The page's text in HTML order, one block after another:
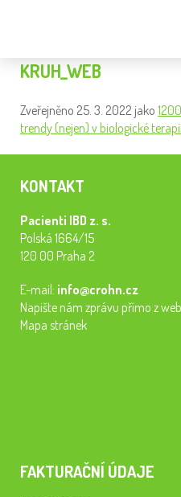
KRUH_WEB
Zveřejněno 25. 3. 2022 jako
trendy (nejen) v biologické terapii
KONTAKT
Pacienti IBD z. s.
Polská 1664/15
120 00 Praha 2
E-mail: info@crohn.cz
Napište nám zprávu přímo z
Mapa stránek
FAKTURAČNÍ ÚDAJE